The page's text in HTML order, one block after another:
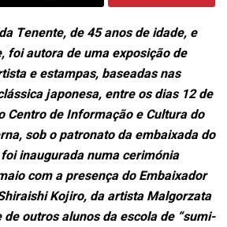
Tenente, de 45 anos de idade, e
foi autora de uma exposição de
e estampas, baseadas nas
japonesa, entre os dias 12 de
Centro de Informação e Cultura do
sob o patronato da embaixada do
inaugurada numa cerimónia
com a presença do Embaixador
Kojiro, da artista Malgorzata
outros alunos da escola de “sumi-